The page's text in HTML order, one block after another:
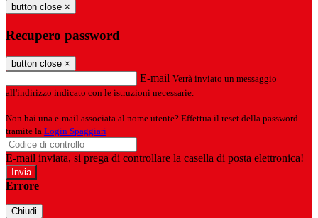
button close ×
Recupero password
button close ×
E-mail Verrà inviato un messaggio
all'indirizzo indicato con le istruzioni necessarie.
Non hai una e-mail associata al nome utente? Effettua il reset della password
tramite la Login Spaggiari
E-mail inviata, si prega di controllare la casella di posta elettronica!
Errore
Chiudi